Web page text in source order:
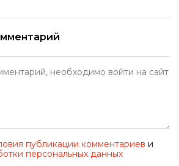
публикации комментариев и
персональных данных